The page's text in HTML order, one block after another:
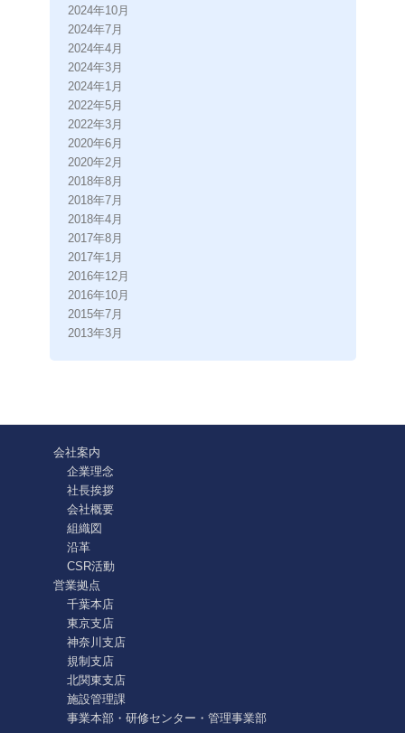
2024年10月
2024年7月
2024年4月
2024年3月
2024年1月
2022年5月
2022年3月
2020年6月
2020年2月
2018年8月
2018年7月
2018年4月
2017年8月
2017年1月
2016年12月
2016年10月
2015年7月
2013年3月
会社案内
企業理念
社長挨拶
会社概要
組織図
沿革
CSR活動
営業拠点
千葉本店
東京支店
神奈川支店
規制支店
北関東支店
施設管理課
事業本部・研修センター・管理事業部